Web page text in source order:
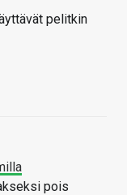
pelitkin
pois